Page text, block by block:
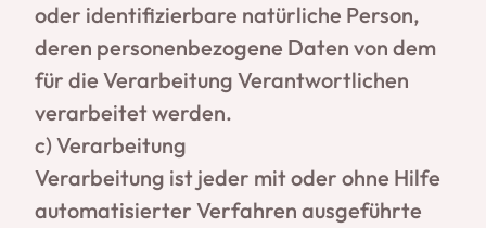
oder identifizierbare natürliche Person,
deren personenbezogene Daten von dem
für die Verarbeitung Verantwortlichen
verarbeitet werden.
c) Verarbeitung
Verarbeitung ist jeder mit oder ohne Hilfe
automatisierter Verfahren ausgeführte